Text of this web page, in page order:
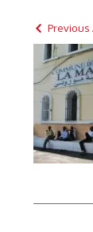
Previous